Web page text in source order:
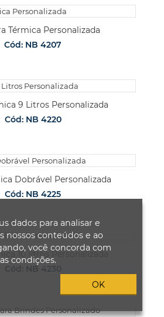
Térmica Personalizada
Cód: NB 4207
9 Litros Personalizada
Cód: NB 4220
Dobrável Personalizada
Cód: NB 4225
10 litros Personalizada
Cód: NB 4230
dados para analisar e
nossos conteúdos e ao
você concorda com
condições.
OK